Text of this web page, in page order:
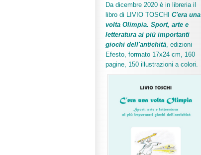
Da dicembre 2020 è in libreria il
libro di LIVIO TOSCHI C'era una
volta Olimpia. Sport, arte e
letteratura ai più importanti
giochi dell'antichità, edizioni
Efesto, formato 17x24 cm, 160
pagine, 150 illustrazioni a colori.